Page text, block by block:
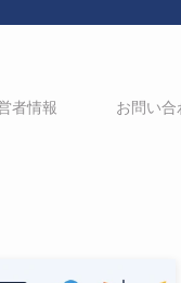
者情報 お問い合